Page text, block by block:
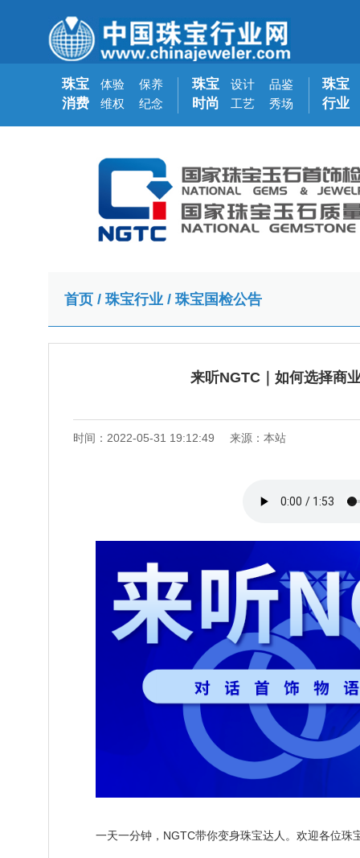
珠宝
消费
体验
维权
保养
纪念
珠宝
时尚
设计
工艺
品鉴
秀场
珠宝
行业
首页 / 珠宝行业 / 珠宝国检公告
来听NGTC｜如何选择商
时间：2022-05-31 19:12:49 来源：本站
一天一分钟，NGTC带你变身珠宝达人。欢迎各位珠